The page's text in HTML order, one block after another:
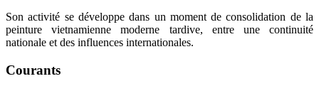
Son activité se développe dans un moment de consolidation de la
peinture vietnamienne moderne tardive, entre une continuité
nationale et des influences internationales.
Courants